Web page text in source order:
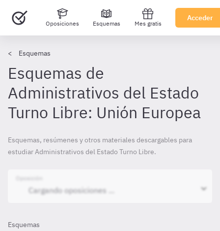
Oposiciones Esquemas Mes gratis
Acceder
Esquemas
Esquemas de
Administrativos del Estado
Turno Libre: Unión Europea
Esquemas, resúmenes y otros materiales descargables para
estudiar Administrativos del Estado Turno Libre.
Esquemas